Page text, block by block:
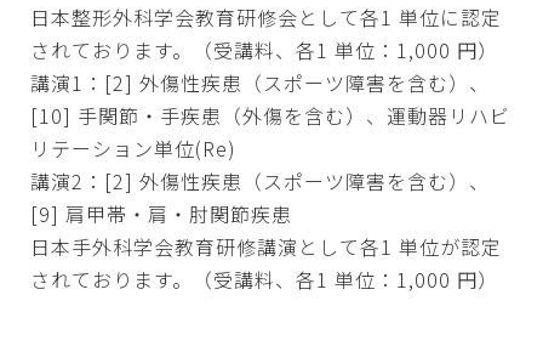
日本整形外科学会教育研修会として各1 単位に認定
されております。（受講料、各1 単位：1,000 円）
講演1：[2] 外傷性疾患（スポーツ障害を含む）、
[10] 手関節・手疾患（外傷を含む）、運動器リハビ
リテーション単位(Re)
講演2：[2] 外傷性疾患（スポーツ障害を含む）、
[9] 肩甲帯・肩・肘関節疾患
日本手外科学会教育研修講演として各1 単位が認定
されております。（受講料、各1 単位：1,000 円）